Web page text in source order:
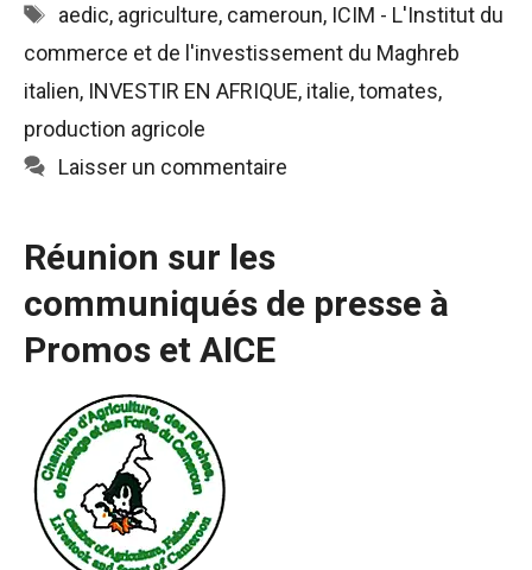
Étiquettes
aedic, agriculture, cameroun, ICIM - L'Institut du
commerce et de l'investissement du Maghreb
italien, INVESTIR EN AFRIQUE, italie,tomates,
production agricole
Laisser un commentaire
Réunion sur les
communiqués de presse à
Promos et AICE